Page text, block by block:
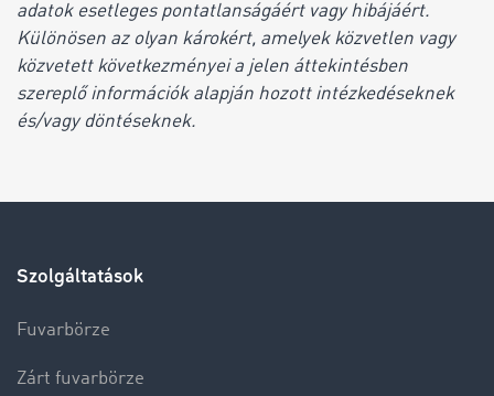
adatok esetleges pontatlanságáért vagy hibájáért.
Különösen az olyan károkért, amelyek közvetlen vagy
közvetett következményei a jelen áttekintésben
szereplő információk alapján hozott intézkedéseknek
és/vagy döntéseknek.
Szolgáltatások
Fuvarbörze
Zárt fuvarbörze